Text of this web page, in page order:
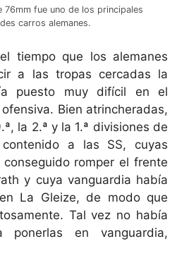
76mm fue uno de los principales
carros alemanes.
tiempo que los alemanes
a las tropas cercadas la
puesto muy difícil en el
Bien atrincheradas,
la 2.ª y la 1.ª divisiones de
a las SS, cuyas
romper el frente
y cuya vanguardia había
La Gleize, de modo que
Tal vez no había
ponerlas en vanguardia,